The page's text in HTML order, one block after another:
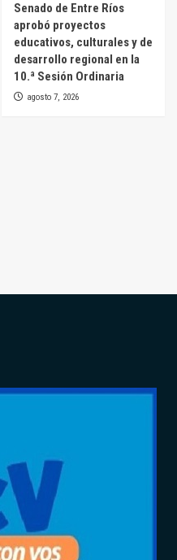
Senado de Entre Ríos
aprobó proyectos
educativos, culturales y de
desarrollo regional en la
10.ª Sesión Ordinaria
agosto 7, 2026